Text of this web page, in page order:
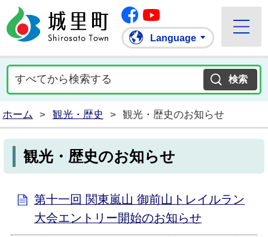
城里町ホームページ
Facebook
Language
ホーム > 観光・歴史 > 観光・歴史のお知らせ
観光・歴史のお知らせ
第十一回 関東嵐山 御前山トレイルラン
大会エントリー開始のお知らせ